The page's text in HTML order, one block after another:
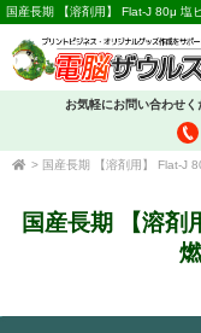
国産長期 【溶剤用】 Flat-J 80μ 塩
お気軽にお問い合わせく
> 国産長期 【溶剤用】 Flat-J
国産長期 【溶剤